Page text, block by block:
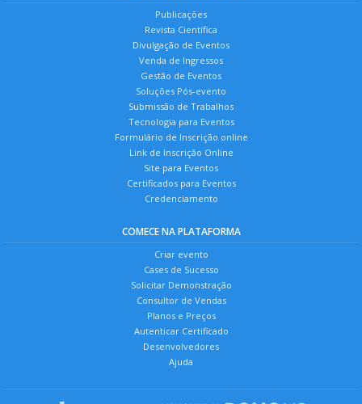
Publicações
Revista Científica
Divulgação de Eventos
Venda de Ingressos
Gestão de Eventos
Soluções Pós-evento
Submissão de Trabalhos
Tecnologia para Eventos
Formulário de Inscrição online
Link de Inscrição Online
Site para Eventos
Certificados para Eventos
Credenciamento
COMECE NA PLATAFORMA
Criar evento
Cases de Sucesso
Solicitar Demonstração
Consultor de Vendas
Planos e Preços
Autenticar Certificado
Desenvolvedores
Ajuda